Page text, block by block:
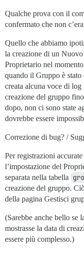
Qualche prova con il
confermato che non
Quello che abbiamo
la creazione di un
Proprietario nel
quando il Gruppo è stato
creata alcuna voce di
creazione del gruppo
dopo, non ci sono state
dovrebbe essere
Correzione di bug? /
Per registrazioni
l’impostazione del
separata nella tabella
creazione del gruppo.
della pagina Gestisci
(Sarebbe anche bello se
mostrasse la data di
essere più complesso.)